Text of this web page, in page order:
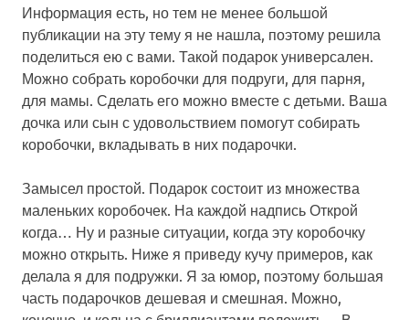
Информация есть, но тем не менее большой
публикации на эту тему я не нашла, поэтому решила
поделиться ею с вами. Такой подарок универсален.
Можно собрать коробочки для подруги, для парня,
для мамы. Сделать его можно вместе с детьми. Ваша
дочка или сын с удовольствием помогут собирать
коробочки, вкладывать в них подарочки.
Замысел простой. Подарок состоит из множества
маленьких коробочек. На каждой надпись Открой
когда…
Ну и разные ситуации, когда эту коробочку
можно открыть. Ниже я приведу кучу примеров, как
делала я для подружки. Я за юмор, поэтому большая
часть подарочков дешевая и смешная. Можно,